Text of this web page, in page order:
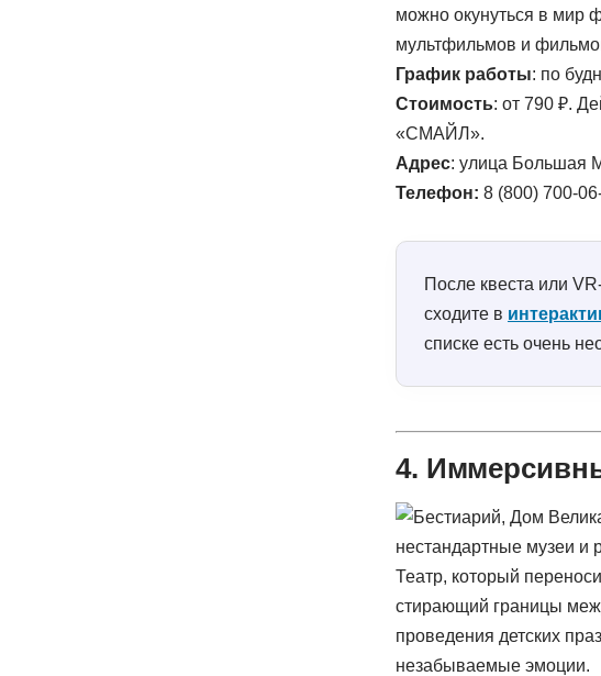
можно окунуться в мир
мультфильмов и
График работы: по
Стоимость: от 790 ₽.
«СМАЙЛ».
Адрес: улица Большая
Телефон: 8 (800) 700-
После квеста или
сходите в
списке есть очень
4.
Театр, который
стирающий границы
проведения детских
незабываемые эмоции.